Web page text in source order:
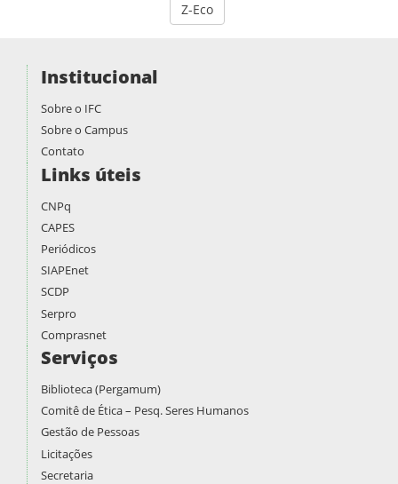
Z-Eco
Institucional
Sobre o IFC
Sobre o Campus
Contato
Links úteis
CNPq
CAPES
Periódicos
SIAPEnet
SCDP
Serpro
Comprasnet
Serviços
Biblioteca (Pergamum)
Comitê de Ética – Pesq. Seres Humanos
Gestão de Pessoas
Licitações
Secretaria